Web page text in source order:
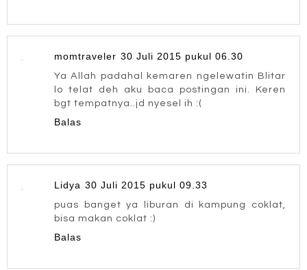
momtraveler 30 Juli 2015 pukul 06.30
Ya Allah padahal kemaren ngelewatin Blitar
lo telat deh aku baca postingan ini. Keren
bgt tempatnya..jd nyesel ih :(
Balas
Lidya 30 Juli 2015 pukul 09.33
puas banget ya liburan di kampung coklat,
bisa makan coklat :)
Balas